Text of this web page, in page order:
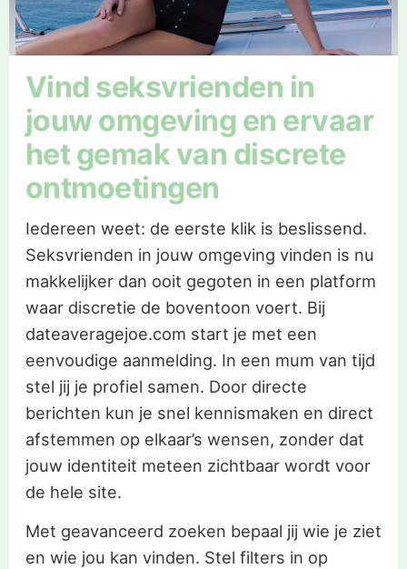
Vind seksvrienden in
jouw omgeving en ervaar
het gemak van discrete
ontmoetingen
Iedereen weet: de eerste klik is beslissend.
Seksvrienden in jouw omgeving vinden is nu
makkelijker dan ooit gegoten in een platform
waar discretie de boventoon voert. Bij
dateaveragejoe.com start je met een
eenvoudige aanmelding. In een mum van tijd
stel jij je profiel samen. Door directe
berichten kun je snel kennismaken en direct
afstemmen op elkaar’s wensen, zonder dat
jouw identiteit meteen zichtbaar wordt voor
de hele site.
Met geavanceerd zoeken bepaal jij wie je ziet
en wie jou kan vinden. Stel filters in op